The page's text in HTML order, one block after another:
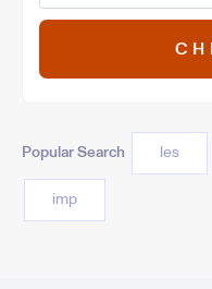
Popular Search les
imp